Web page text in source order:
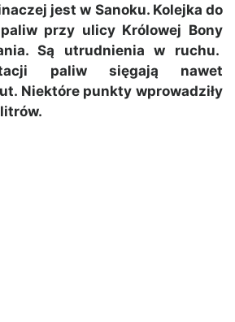
jest w Sanoku. Kolejka do
przy ulicy Królowej Bony
Są utrudnienia w ruchu.
paliw sięgają nawet
Niektóre punkty wprowadziły